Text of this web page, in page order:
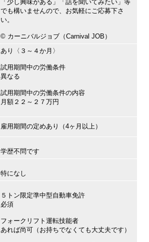
「少し興味がある」「話を聞いてみたい」等
でも構いませんので、お気軽にご応募下さ
い。
©︎ カーニバルジョブ（Carnival JOB）
あり〈３～４か月〉
試用期間中の労働条件
異なる
試用期間中の労働条件の内容
月額２２～２７万円
雇用期間の定めあり（4ヶ月以上）
学歴不問です
特になし
５トン限定準中型自動車免許
必須
フォークリフト運転技能者
あれば尚可（お持ちでなくても大丈夫です）